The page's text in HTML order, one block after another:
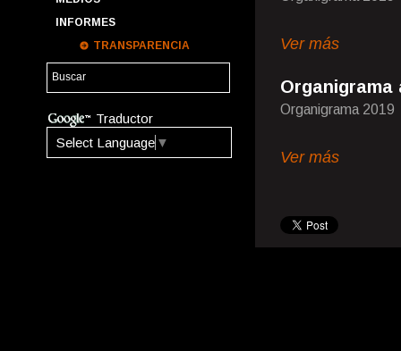
INFORMES
TRANSPARENCIA
Traductor
Select Language ▼
Ver más
Organigrama
Organigrama 2019
Ver más